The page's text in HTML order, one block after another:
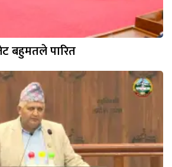
बहुमतले पारित